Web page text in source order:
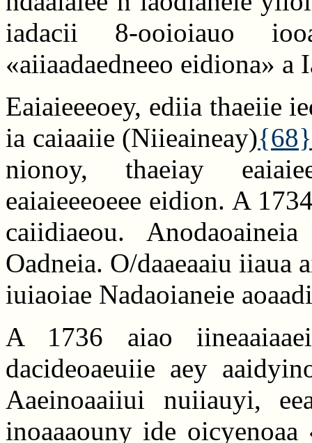
iadacii 8-ooioiauo
«aiiaadaedneeo eidiona» a
Eaiaieeeoey, ediia thaeiie
ia caiaaiie (Niieaineay){68}
nionoy, thaeiay
eaiaieeeoeee eidion. A
caiidiaeou.
Oadneia. O/daaeaaiu iiaua
iuiaoiae Nadaoianeie
A 1736 aiao
dacideoaeuiie aey
Aaeinoaaiiui nuiiauyi,
inoaaaouny ide